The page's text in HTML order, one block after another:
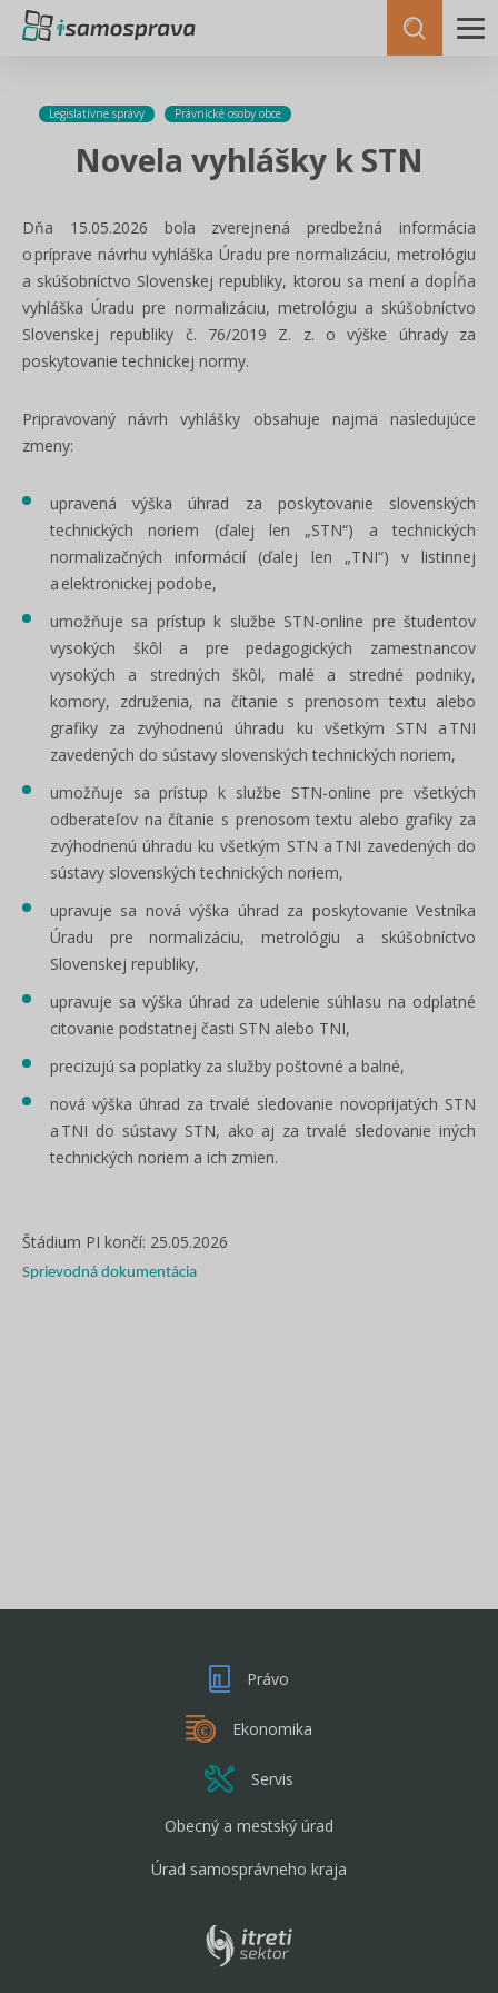
Legislatívne správy Právnické osoby obce
Novela vyhlášky k STN
Dňa 15.05.2026 bola zverejnená predbežná informácia
o príprave návrhu vyhláška Úradu pre normalizáciu, metrológiu
a skúšobníctvo Slovenskej republiky, ktorou sa mení a dopĺňa
vyhláška Úradu pre normalizáciu, metrológiu a skúšobníctvo
Slovenskej republiky č. 76/2019 Z. z. o výške úhrady za
poskytovanie technickej normy.
Pripravovaný návrh vyhlášky obsahuje najmä nasledujúce
zmeny:
upravená výška úhrad za poskytovanie slovenských
technických noriem (ďalej len „STN“) a technických
normalizačných informácií (ďalej len „TNI“) v listinnej
a elektronickej podobe,
umožňuje sa prístup k službe STN-online pre študentov
vysokých škôl a pre pedagogických zamestnancov
vysokých a stredných škôl, malé a stredné podniky,
komory, združenia, na čítanie s prenosom textu alebo
grafiky za zvýhodnenú úhradu ku všetkým STN a TNI
zavedených do sústavy slovenských technických noriem,
umožňuje sa prístup k službe STN-online pre všetkých
odberateľov na čítanie s prenosom textu alebo grafiky za
zvýhodnenú úhradu ku všetkým STN a TNI zavedených do
sústavy slovenských technických noriem,
upravuje sa nová výška úhrad za poskytovanie Vestníka
Úradu pre normalizáciu, metrológiu a skúšobníctvo
Slovenskej republiky,
upravuje sa výška úhrad za udelenie súhlasu na odplatné
citovanie podstatnej časti STN alebo TNI,
precizujú sa poplatky za služby poštovné a balné,
nová výška úhrad za trvalé sledovanie novoprijatých STN
a TNI do sústavy STN, ako aj za trvalé sledovanie iných
technických noriem a ich zmien.
Štádium PI končí: 25.05.2026
Sprievodná dokumentácia
Právo
Ekonomika
Servis
Obecný a mestský úrad
Úrad samosprávneho kraja